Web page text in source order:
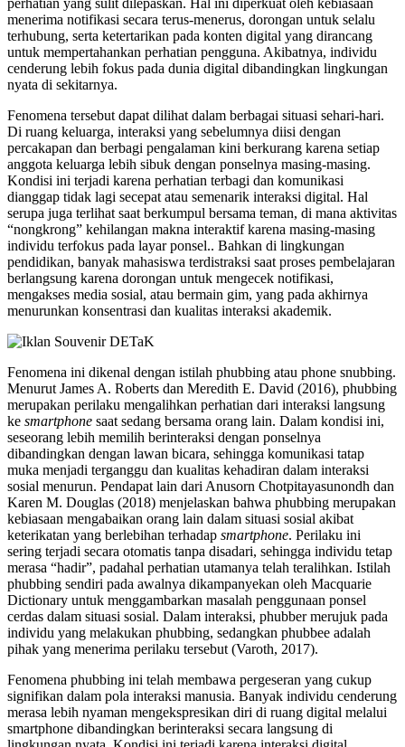
menerima notifikasi secara terus-menerus, dorongan untuk selalu
terhubung, serta ketertarikan pada konten digital yang dirancang
untuk mempertahankan perhatian pengguna. Akibatnya, individu
cenderung lebih fokus pada dunia digital dibandingkan lingkungan
nyata di sekitarnya.
Fenomena tersebut dapat dilihat dalam berbagai situasi sehari-hari.
Di ruang keluarga, interaksi yang sebelumnya diisi dengan
percakapan dan berbagi pengalaman kini berkurang karena setiap
anggota keluarga lebih sibuk dengan ponselnya masing-masing.
Kondisi ini terjadi karena perhatian terbagi dan komunikasi
dianggap tidak lagi secepat atau semenarik interaksi digital. Hal
serupa juga terlihat saat berkumpul bersama teman, di mana aktivitas
“nongkrong” kehilangan makna interaktif karena masing-masing
individu terfokus pada layar ponsel.. Bahkan di lingkungan
pendidikan, banyak mahasiswa terdistraksi saat proses pembelajaran
berlangsung karena dorongan untuk mengecek notifikasi,
mengakses media sosial, atau bermain gim, yang pada akhirnya
menurunkan konsentrasi dan kualitas interaksi akademik.
Fenomena ini dikenal dengan istilah phubbing atau phone snubbing.
Menurut James A. Roberts dan Meredith E. David (2016), phubbing
merupakan perilaku mengalihkan perhatian dari interaksi langsung
ke smartphone saat sedang bersama orang lain. Dalam kondisi ini,
seseorang lebih memilih berinteraksi dengan ponselnya
dibandingkan dengan lawan bicara, sehingga komunikasi tatap
muka menjadi terganggu dan kualitas kehadiran dalam interaksi
sosial menurun. Pendapat lain dari Anusorn Chotpitayasunondh dan
Karen M. Douglas (2018) menjelaskan bahwa phubbing merupakan
kebiasaan mengabaikan orang lain dalam situasi sosial akibat
keterikatan yang berlebihan terhadap smartphone. Perilaku ini
sering terjadi secara otomatis tanpa disadari, sehingga individu tetap
merasa “hadir”, padahal perhatian utamanya telah teralihkan. Istilah
phubbing sendiri pada awalnya dikampanyekan oleh Macquarie
Dictionary untuk menggambarkan masalah penggunaan ponsel
cerdas dalam situasi sosial. Dalam interaksi, phubber merujuk pada
individu yang melakukan phubbing, sedangkan phubbee adalah
pihak yang menerima perilaku tersebut (Varoth, 2017).
Fenomena phubbing ini telah membawa pergeseran yang cukup
signifikan dalam pola interaksi manusia. Banyak individu cenderung
merasa lebih nyaman mengekspresikan diri di ruang digital melalui
smartphone dibandingkan berinteraksi secara langsung di